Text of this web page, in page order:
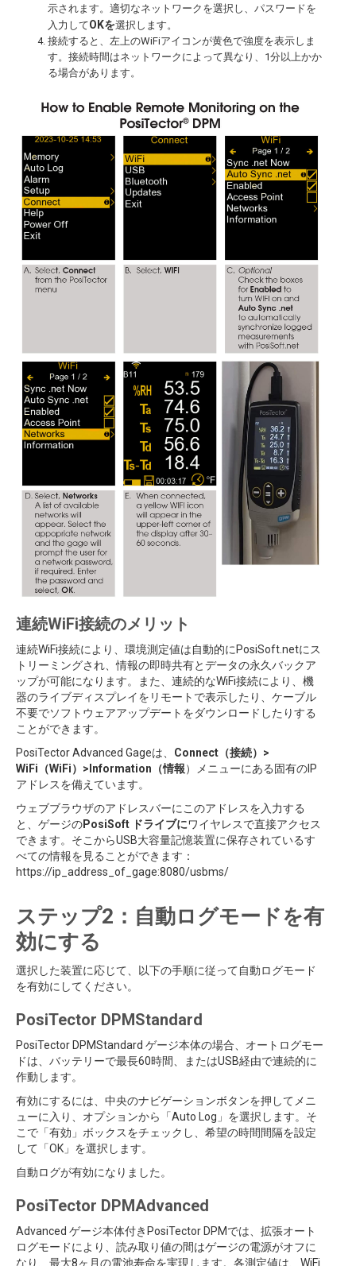
示されます。適切なネットワークを選択し、パスワードを
入力してOKを選択します。
接続すると、左上のWiFiアイコンが黄色で強度を表示しま
す。接続時間はネットワークによって異なり、1分以上かか
る場合があります。
連続WiFi接続のメリット
連続WiFi接続により、環境測定値は自動的にPosiSoft.netにス
トリーミングされ、情報の即時共有とデータの永久バックア
ップが可能になります。また、連続的なWiFi接続により、機
器のライブディスプレイをリモートで表示したり、ケーブル
不要でソフトウェアアップデートをダウンロードしたりする
ことができます。
PosiTector Advanced Gageは、 Connect（接続）>
WiFi（WiFi）>Information（情報）メニューにある固有のIP
アドレスを備えています。
ウェブブラウザのアドレスバーにこのアドレスを入力する
と、ゲージのPosiSoft ドライブにワイヤレスで直接アクセス
できます。そこからUSB大容量記憶装置に保存されているす
べての情報を見ることができます：
https://ip_address_of_gage:8080/usbms/
ステップ2：自動ログモードを有
効にする
選択した装置に応じて、以下の手順に従って自動ログモード
を有効にしてください。
PosiTector DPMStandard
PosiTector DPMStandard ゲージ本体の場合、オートログモー
ドは、バッテリーで最長60時間、またはUSB経由で連続的に
作動します。
有効にするには、中央のナビゲーションボタンを押してメニ
ューに入り、オプションから「Auto Log」を選択します。そ
こで「有効」ボックスをチェックし、希望の時間間隔を設定
して「OK」を選択します。
自動ログが有効になりました。
PosiTector DPMAdvanced
Advanced ゲージ本体付きPosiTector DPMでは、拡張オート
ログモードにより、読み取り値の間はゲージの電源がオフに
なり、最大8ヶ月の電池寿命を実現します。各測定値は、WiFi